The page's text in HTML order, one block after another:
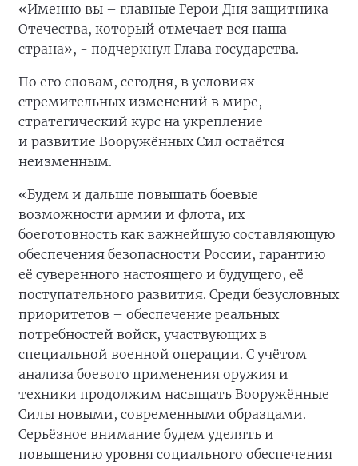
«Именно вы – главные Герои Дня защитника
Отечества, который отмечает вся наша
страна», - подчеркнул Глава государства.
По его словам, сегодня, в условиях
стремительных изменений в мире,
стратегический курс на укрепление
и развитие Вооружённых Сил остаётся
неизменным.
«Будем и дальше повышать боевые
возможности армии и флота, их
боеготовность как важнейшую составляющую
обеспечения безопасности России, гарантию
её суверенного настоящего и будущего, её
поступательного развития. Среди безусловных
приоритетов – обеспечение реальных
потребностей войск, участвующих в
специальной военной операции. С учётом
анализа боевого применения оружия и
техники продолжим насыщать Вооружённые
Силы новыми, современными образцами.
Серьёзное внимание будем уделять и
повышению уровня социального обеспечения